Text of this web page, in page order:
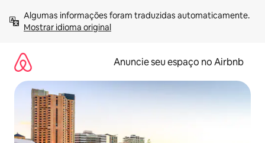
para
Mostrar idioma original
Anuncie seu espaço no Airbnb